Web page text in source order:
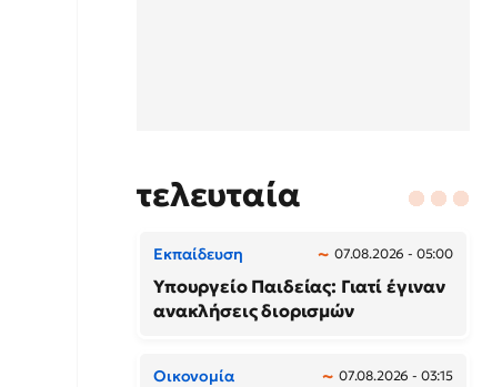
τελευταία
Εκπαίδευση 07.08.2026 - 05:00
Υπουργείο Παιδείας: Γιατί έγιναν
ανακλήσεις διορισμών
Οικονομία 07.08.2026 - 03:15